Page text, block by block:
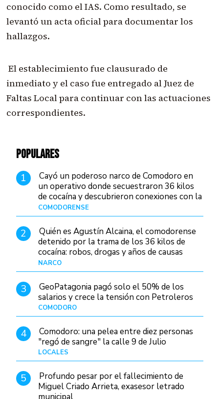
conocido como el IAS. Como resultado, se
levantó un acta oficial para documentar los
hallazgos.
El establecimiento fue clausurado de
inmediato y el caso fue entregado al Juez de
Faltas Local para continuar con las actuaciones
correspondientes.
POPULARES
1
Cayó un poderoso narco de Comodoro en
un operativo donde secuestraron 36 kilos
de cocaína y descubrieron conexiones con la
Patagonia
COMODORENSE
2
Quién es Agustín Alcaina, el comodorense
detenido por la trama de los 36 kilos de
cocaína: robos, drogas y años de causas
judiciales
NARCO
3
GeoPatagonia pagó solo el 50% de los
salarios y crece la tensión con Petroleros
COMODORO
4
Comodoro: una pelea entre diez personas
"regó de sangre" la calle 9 de Julio
LOCALES
5
Profundo pesar por el fallecimiento de
Miguel Criado Arrieta, exasesor letrado